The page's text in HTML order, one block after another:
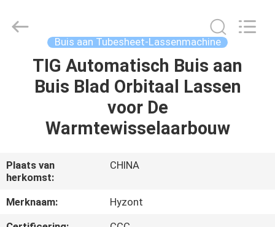
HUIS
ONGEVEER
ONS
Co.,Ltd..
Buis aan Tubesheet-Lassenmachine
TIG Automatisch Buis aan
Buis Blad Orbitaal Lassen
voor De
Warmtewisselaarbouw
Plaats van
herkomst:
CHINA
Merknaam:
Hyzont